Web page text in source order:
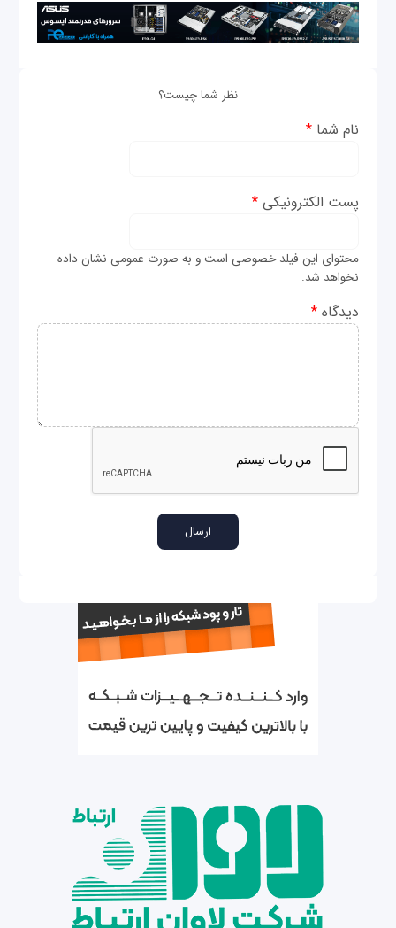
نظر شما چیست؟
نام شما*
پست الکترونیکی*
محتوای این فیلد خصوصی است و به صورت عمومی نشان داده
نخواهد شد.
دیدگاه*